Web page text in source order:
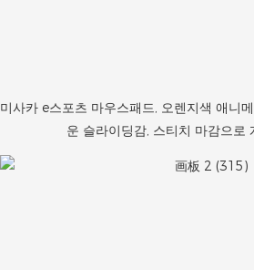
미사카 e스포츠 마우스패드, 오렌지색 애니
운 슬라이딩감, 스티치 마감으로